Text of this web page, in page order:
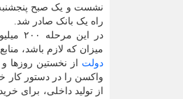
نشست و یک صبح
راه یک بانک صادر شد.
در
میزان که لازم باشد،
دولت
واکسن را در دستور کار
از تولید داخلی، برای